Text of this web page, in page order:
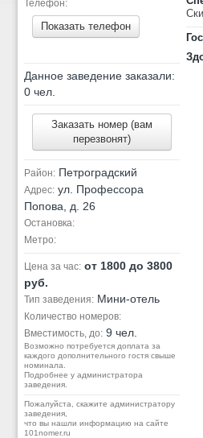
Телефон:
Показать телефон
Данное заведение заказали:
0 чел.
Заказать номер (вам
перезвонят)
Район: Петроградский
Адрес: ул. Профессора
Попова, д. 26
Остановка:
Метро:
Цена за час: от 1800 до 3800
руб.
Тип заведения: Мини-отель
Количество номеров:
Вместимость, до: 9 чел.
Возможно потребуется доплата за
каждого дополнительного гостя свыше
номинала.
Подробнее у администратора
заведения.
Пожалуйста, скажите администратору
заведения,
что вы нашли информацию на сайте
101nomer.ru